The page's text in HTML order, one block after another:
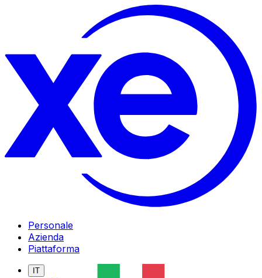
Personale
Azienda
Piattaforma
IT